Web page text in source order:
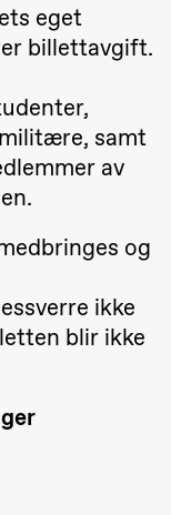
eget
billettavgift.
samt
av
og
ikke
blir ikke